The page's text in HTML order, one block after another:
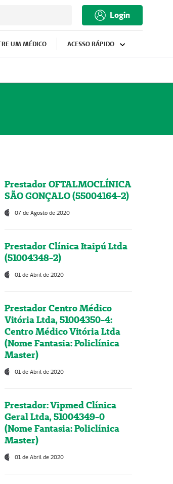
Login
UM MÉDICO ACESSO RÁPIDO
Prestador OFTALMOCLÍNICA
SÃO GONÇALO (55004164-2)
07 de Agosto de 2020
Prestador Clínica Itaipú Ltda
(51004348-2)
01 de Abril de 2020
Prestador Centro Médico
Vitória Ltda, 51004350-4:
Centro Médico Vitória Ltda
(Nome Fantasia: Policlínica
Master)
01 de Abril de 2020
Prestador: Vipmed Clínica
Geral Ltda, 51004349-0
(Nome Fantasia: Policlínica
Master)
01 de Abril de 2020